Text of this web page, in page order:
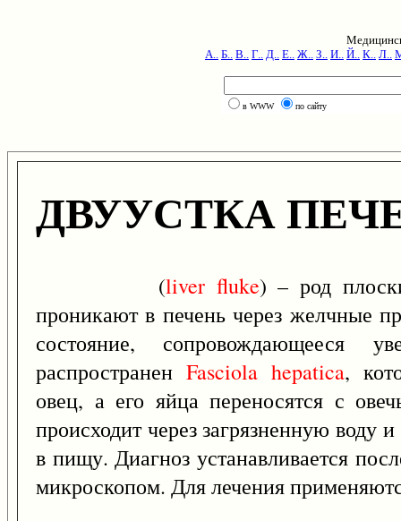
А.. Б.. В.. Г.. Д.. Е.. Ж.. З.. И.. Й.. К.. Л..
в WWW по сайту
ДВУУСТКА
(liver fluke) – род
проникают в печень через желчные
состояние, сопровождающееся
распространен Fasciola hepatica,
овец, а его яйца переносятся с
происходит через загрязненную воду
в пищу. Диагноз устанавливается
микроскопом. Для лечения